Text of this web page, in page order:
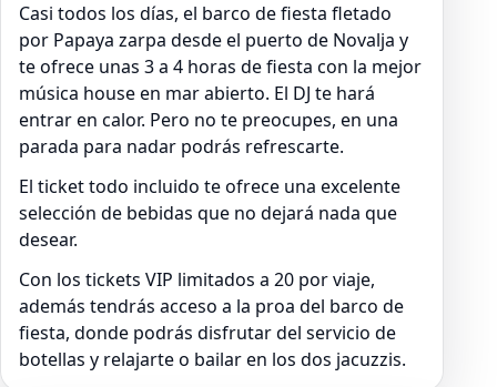
Casi todos los días, el barco de fiesta fletado
por Papaya zarpa desde el puerto de Novalja y
te ofrece unas 3 a 4 horas de fiesta con la mejor
música house en mar abierto. El DJ te hará
entrar en calor. Pero no te preocupes, en una
parada para nadar podrás refrescarte.
El ticket todo incluido te ofrece una excelente
selección de bebidas que no dejará nada que
desear.
Con los tickets VIP limitados a 20 por viaje,
además tendrás acceso a la proa del barco de
fiesta, donde podrás disfrutar del servicio de
botellas y relajarte o bailar en los dos jacuzzis.